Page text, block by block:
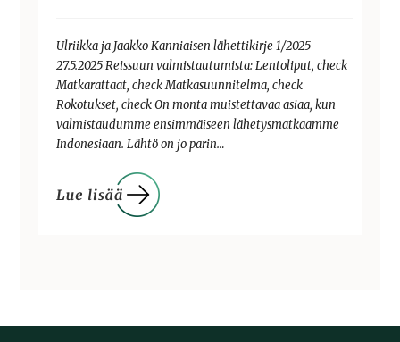
Ulriikka ja Jaakko Kanniaisen lähettikirje 1/2025
27.5.2025 Reissuun valmistautumista: Lentoliput, check
Matkarattaat, check Matkasuunnitelma, check
Rokotukset, check On monta muistettavaa asiaa, kun
valmistaudumme ensimmäiseen lähetysmatkaamme
Indonesiaan. Lähtö on jo parin…